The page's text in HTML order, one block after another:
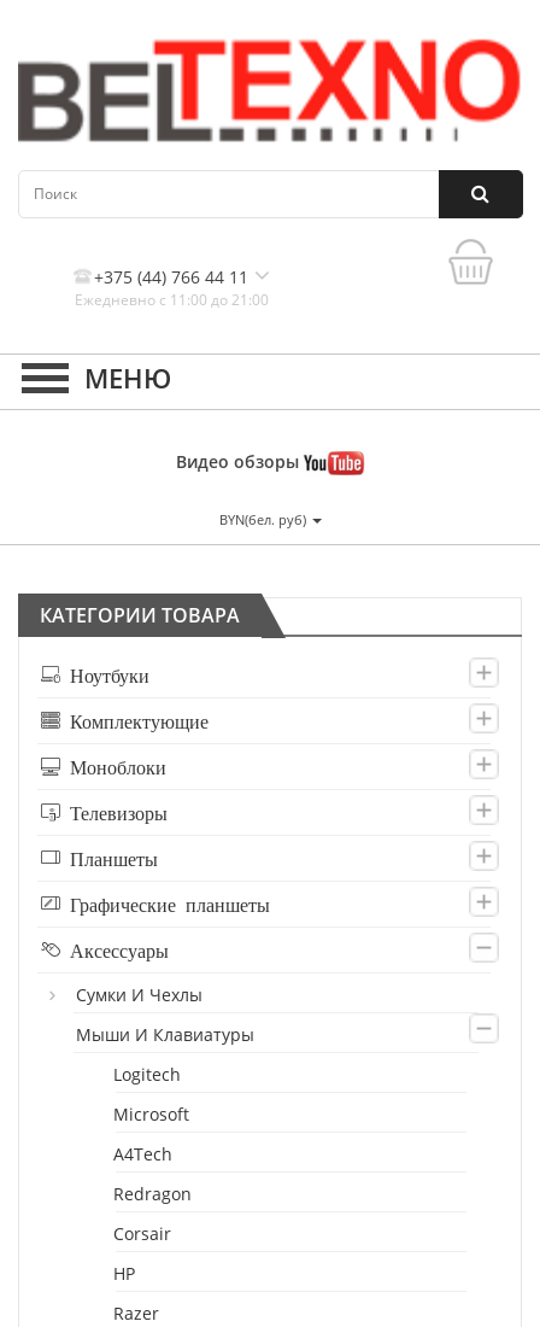
+375 (44) 766 44 11
Ежедневно с 11:00 до 21:00
Контакты, и схема проезда
Видео обзоры
BYN(бел. руб)
КАТЕГОРИИ ТОВАРА
Ноутбуки
Комплектующие
Моноблоки
Телевизоры
Планшеты
Графические планшеты
Аксессуары
Сумки И Чехлы
Мыши И Клавиатуры
Logitech
Microsoft
A4Tech
Redragon
Corsair
HP
Razer